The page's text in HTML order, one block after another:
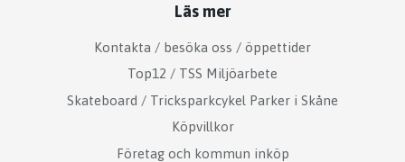
Läs mer
Kontakta / besöka oss / öppettider
Top12 / TSS Miljöarbete
Skateboard / Tricksparkcykel Parker i Skåne
Köpvillkor
Företag och kommun inköp